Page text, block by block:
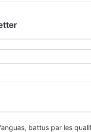
battus par les